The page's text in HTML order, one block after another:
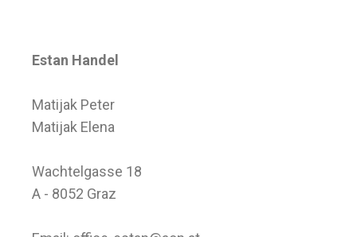
Estan Handel
Matijak Peter
Matijak Elena
Wachtelgasse 18
A - 8052 Graz